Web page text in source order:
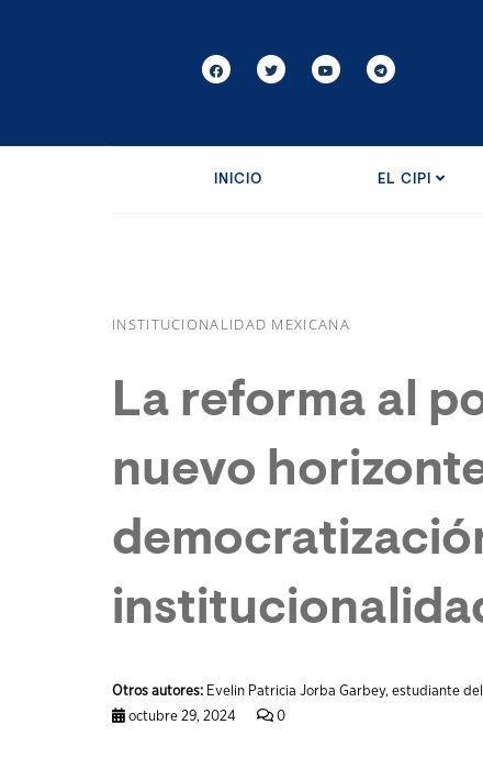
INICIO EL CIPI
INSTITUCIONALIDAD MEXICANA
La reforma al
nuevo
Otros autores: Evelin Patricia Jorba Garbey, estudiante
octubre 29, 2024
0